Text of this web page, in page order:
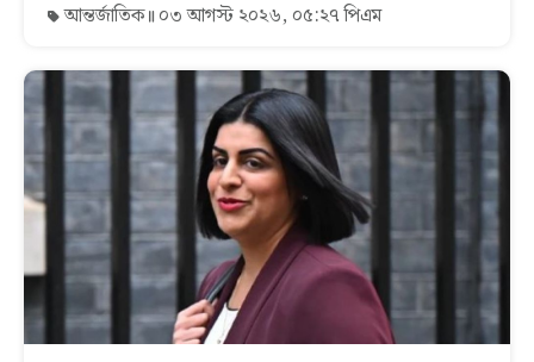
আন্তর্জাতিক ০৩ আগস্ট ২০২৬, ০৫:২৭ পিএম